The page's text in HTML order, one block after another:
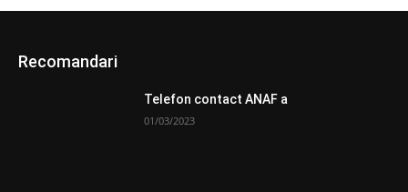
Recomandari
Telefon contact ANAF a
01/03/2023